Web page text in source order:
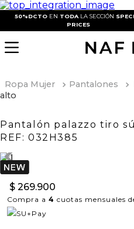
50%DCTO EN TODA LA SECCIÓN
PRICES
Ropa Mujer Pantalones
alto
Pantalón palazzo tiro
REF: 032H385
$ 269.900
Compra a 4 cuotas mensuales